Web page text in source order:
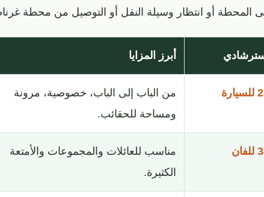
المحطة أو انتظار وسيلة النقل أو التوصيل من محطة
أبرز المزايا
من الباب إلى الباب، خصوصية، مرونة
ومساحة للحقائب.
مناسب للعائلات والمجموعات والأمتعة
الكثيرة.